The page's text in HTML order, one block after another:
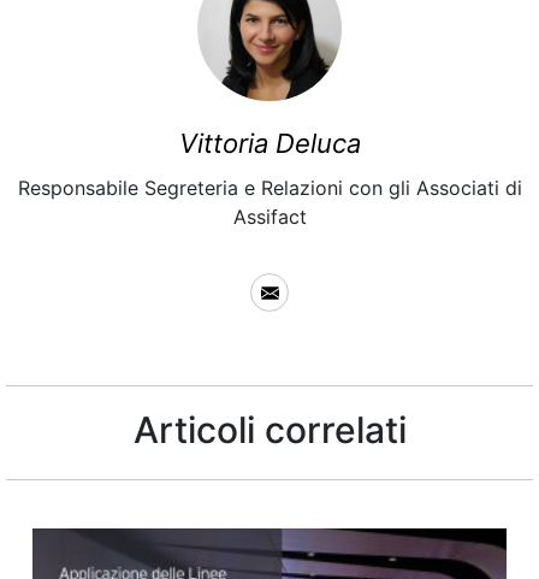
Vittoria Deluca
Responsabile Segreteria e Relazioni con gli Associati di
Assifact
Articoli correlati